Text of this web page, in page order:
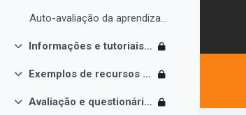
Auto-avaliação da aprendizagem
Contrair
Informações e tutoriais Moodle
Contrair
Exemplos de recursos e atividades
Contrair
Avaliação e questionário final